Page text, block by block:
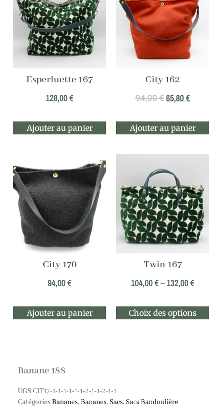
Esperluette 167
128,00€
Ajouter au panier
City 162
94,00€65,80€
Ajouter au panier
City 170
94,00€
Ajouter au panier
Twin 167
104,00€–132,00€
Choix des options
Banane 188
UGSCIT17-1-1-1-1-1-1-2-1-1-2-1-1
CatégoriesBananes, Bananes, Sacs, Sacs Bandoulière